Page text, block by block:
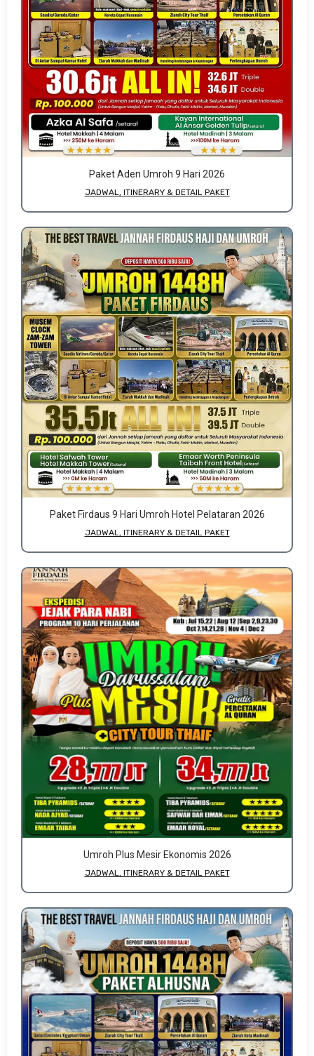
Paket Aden Umroh 9 Hari 2026
JADWAL, ITINERARY & DETAIL PAKET
Paket Firdaus 9 Hari Umroh Hotel Pelataran 2026
JADWAL, ITINERARY & DETAIL PAKET
Umroh Plus Mesir Ekonomis 2026
JADWAL, ITINERARY & DETAIL PAKET